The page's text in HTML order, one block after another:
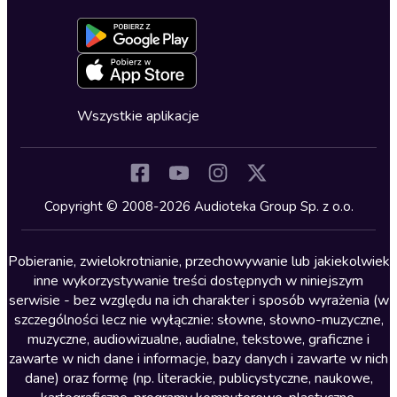
Dla młodzieży
Kryminały
Lektury szkolne
Literatura anglojęzyczna
Literatura faktu
Literatura obyczajowa
Literatura piękna obca
Literatura piękna polska
Formularz zgłaszania nielegalnych treści
Deklaracja dostępności
Oferta dla firm i bibliotek
Blog
Zapowiedzi
Cykle audiobooków
Wszystkie aplikacje
Copyright © 2008-2026 Audioteka Group Sp. z o.o.
Pobieranie, zwielokrotnianie, przechowywanie lub jakiekolwiek
inne wykorzystywanie treści dostępnych w niniejszym
serwisie - bez względu na ich charakter i sposób wyrażenia (w
szczególności lecz nie wyłącznie: słowne, słowno-muzyczne,
muzyczne, audiowizualne, audialne, tekstowe, graficzne i
zawarte w nich dane i informacje, bazy danych i zawarte w nich
dane) oraz formę (np. literackie, publicystyczne, naukowe,